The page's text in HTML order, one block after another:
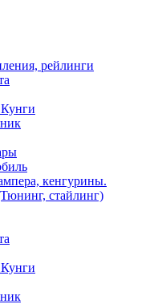
рейлинги
кенгурины.
стайлинг)